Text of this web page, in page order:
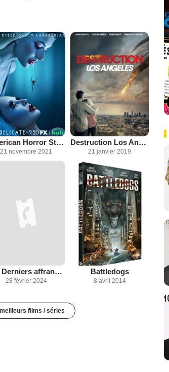
American Horror Story
21 novembre 2021
Destruction Los Angeles
21 janvier 2019
Les Derniers affranchis
28 février 2024
Battledogs
8 avril 2014
films / séries